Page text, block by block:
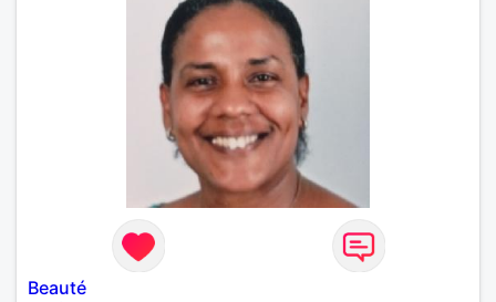
Beauté